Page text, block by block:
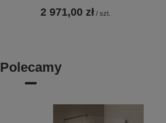
2 971,00 zł / szt.
Polecamy